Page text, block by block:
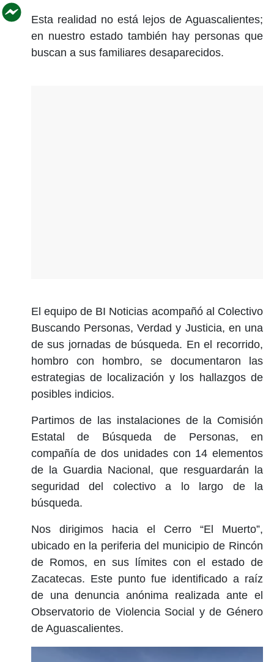
Esta realidad no está lejos de Aguascalientes;
en nuestro estado también hay personas que
buscan a sus familiares desaparecidos.
El equipo de BI Noticias acompañó al Colectivo
Buscando Personas, Verdad y Justicia, en una
de sus jornadas de búsqueda. En el recorrido,
hombro con hombro, se documentaron las
estrategias de localización y los hallazgos de
posibles indicios.
Partimos de las instalaciones de la Comisión
Estatal de Búsqueda de Personas, en
compañía de dos unidades con 14 elementos
de la Guardia Nacional, que resguardarán la
seguridad del colectivo a lo largo de la
búsqueda.
Nos dirigimos hacia el Cerro “El Muerto”,
ubicado en la periferia del municipio de Rincón
de Romos, en sus límites con el estado de
Zacatecas. Este punto fue identificado a raíz
de una denuncia anónima realizada ante el
Observatorio de Violencia Social y de Género
de Aguascalientes.